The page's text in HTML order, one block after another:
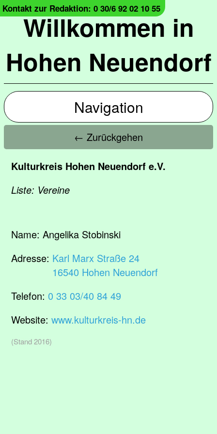
Willkommen in
Hohen Neuendorf
Kontakt zur Redaktion: 0 30/6 92 02 10 55
Navigation
← Zurückgehen
Kulturkreis Hohen Neuendorf e.V.
Liste: Vereine
Name: Angelika Stobinski
Adresse: Karl Marx Straße 24
16540 Hohen Neuendorf
Telefon: 0 33 03/40 84 49
Website: www.kulturkreis-hn.de
(Stand 2016)